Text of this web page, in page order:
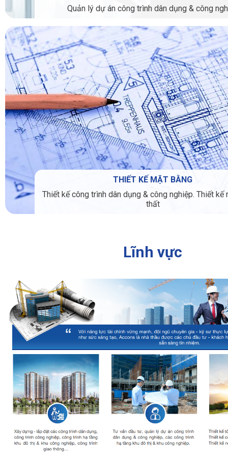
Quản lý dự án công trình dân dụng & công
THIẾT KẾ MẶT BẰNG
Thiết kế công trình dân dụng & công nghiệp. Thiết kế
thất
Lĩnh vực